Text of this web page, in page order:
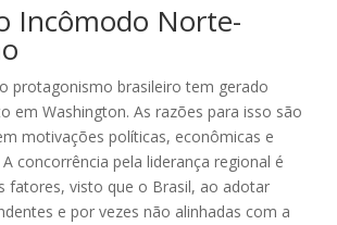
Incômodo Norte-
protagonismo brasileiro tem gerado
em Washington. As razões para isso são
motivações políticas, econômicas e
concorrência pela liderança regional é
fatores, visto que o Brasil, ao adotar
e por vezes não alinhadas com a